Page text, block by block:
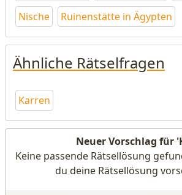
Nische
Ruinenstätte in Ägypten
Ähnliche Rätselfragen
Karren
Neuer Vorschlag für
Keine passende Rätsellösung
du deine Rätsellösung